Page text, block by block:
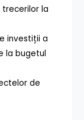
la
investiții a
la bugetul
de